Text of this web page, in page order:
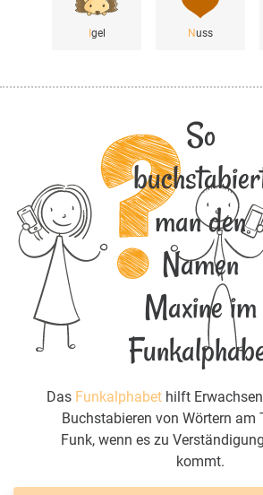
gel Nuss
So
man den
Namen
Maxine im
Das Funkalphabet hilft
Buchstabieren von Wörtern am
Funk, wenn es zu
kommt.